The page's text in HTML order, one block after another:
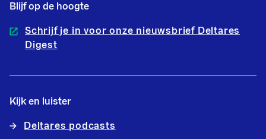
Blijf op de hoogte
Schrijf je in voor onze nieuwsbrief Deltares
Digest
Kijk en luister
Deltares podcasts